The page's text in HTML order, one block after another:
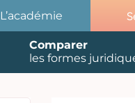
L’académie
Comparer
les formes